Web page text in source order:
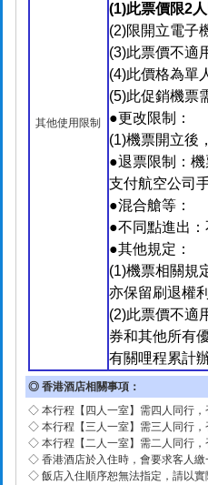
其他使用限制
(1)此票價限2
(2)限開立電子
(3)此票價不適
(4)此價格為單
(5)此促銷機票
●更改限制：
(1)機票開立後，
●退票限制：
支付航空公司
●混合艙等：
●不同點進出：
●其他規定：
(1)機票相關規
亦保留刷退權利
(2)此票價不適
券和其他所有
有關哩程累計
◎ 香港酒店相關事項：
◇ 本行程【四人一室】需四人同行
◇ 本行程【三人一室】需三人同行
◇ 本行程【二人一室】需二人同行
◇ 香港酒店於入住時，會要求客人繳
◇ 飯店入住順序恕無法指定，請以實